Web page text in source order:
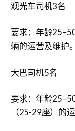
观光车司机3名
要求：年龄
辆的运营及维护
大巴司机5名
要求：年龄
（25-29座）的